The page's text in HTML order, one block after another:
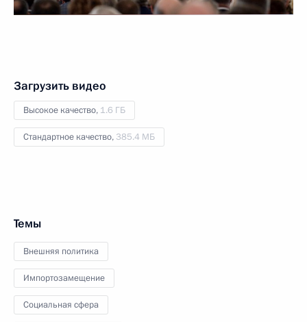
Загрузить видео
Высокое качество, 1.6 ГБ
Стандартное качество, 385.4 МБ
Темы
Внешняя политика
Импортозамещение
Социальная сфера